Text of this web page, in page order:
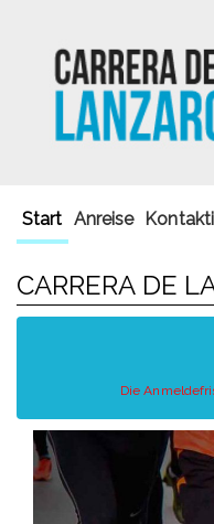
Start Anreise
CARRERA DE
Die